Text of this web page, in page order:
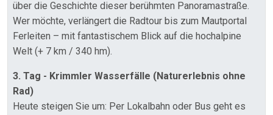
über die Geschichte dieser berühmten Panoramastraße.
Wer möchte, verlängert die Radtour bis zum Mautportal
Ferleiten – mit fantastischem Blick auf die hochalpine
Welt (+ 7 km / 340 hm).
3. Tag - Krimmler Wasserfälle (Naturerlebnis ohne
Rad)
Heute steigen Sie um: Per Lokalbahn oder Bus geht es